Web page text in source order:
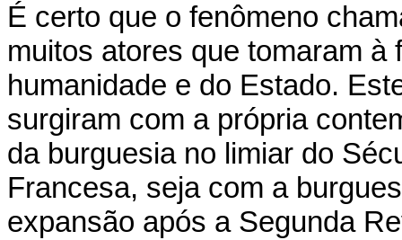
É certo que o fenômeno
muitos atores que tomaram
humanidade e do Estado.
surgiram com a própria
da burguesia no limiar do
Francesa, seja com a
expansão após a Segunda